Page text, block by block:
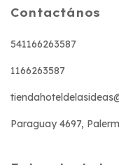
Contactános
541166263587
1166263587
Paraguay 4697,